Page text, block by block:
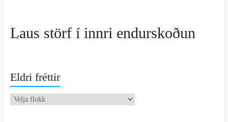
Laus störf í innri endurskoðun
Eldri fréttir
Eldri